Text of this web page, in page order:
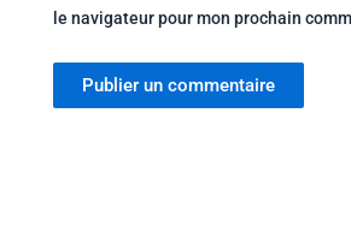
le navigateur pour mon prochain